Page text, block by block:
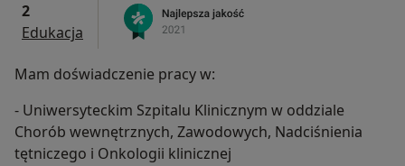
2
Edukacja
Mam doświadczenie pracy w:
- Uniwersyteckim Szpitalu Klinicznym w oddziale
Chorób wewnętrznych, Zawodowych, Nadciśnienia
tętniczego i Onkologii klinicznej